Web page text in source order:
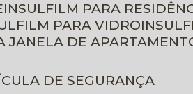
INSULFILM PARA
PARA VIDRO
JANELA DE
DE SEGURANÇA